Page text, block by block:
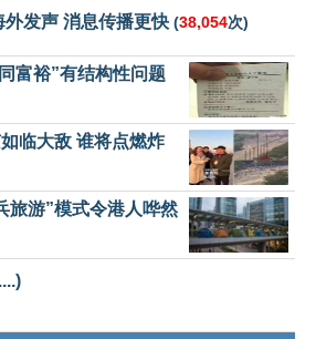
发声 消息传播更快 (38,054次)
富裕”有结构性问题
临大敌 谁将点燃炸
旅游”模式令港人哗然